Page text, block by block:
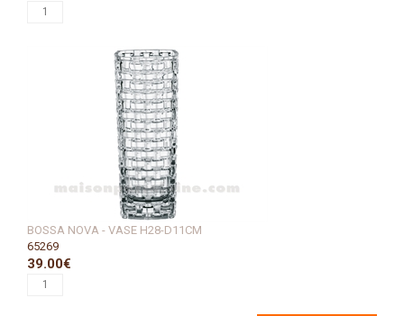
BOSSA NOVA - VASE H28-D11CM
65269
39.00€